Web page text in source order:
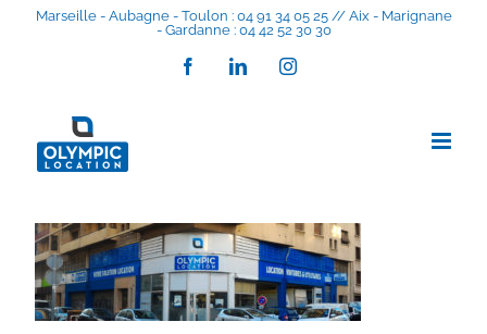
Marseille - Aubagne - Toulon : 04 91 34 05 25 // Aix - Marignane
- Gardanne : 04 42 52 30 30
FacebookLinkedInInstagram